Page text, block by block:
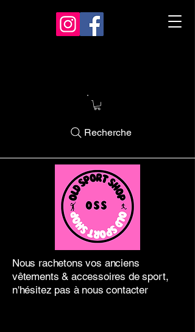
Nous rachetons vos anciens
vêtements & accessoires de sport,
n'hésitez pas à nous contacter
Recherche